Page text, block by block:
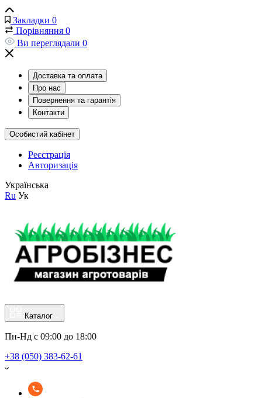
Закладки 0
Порівняння 0
Ви переглядали 0
Доставка та оплата
Про нас
Повернення та гарантія
Контакти
Особистий кабінет
Реєстрація
Авторизація
Українська
Ru Ук
Каталог
Пн-Нд с 09:00 до 18:00
+38 (050) 383-62-61